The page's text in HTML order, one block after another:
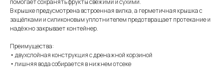
помогает сохранять фрукты свежими и сухими.
В крышке предусмотрена встроенная вилка, а герметичная крышка с
защёлками и силиконовым уплотнителем предотвращает протекание и
надёжно закрывает контейнер.
Преимущества:
• двухслойная конструкция с дренажной корзиной
• лишняя вода собирается в нижнем отсеке